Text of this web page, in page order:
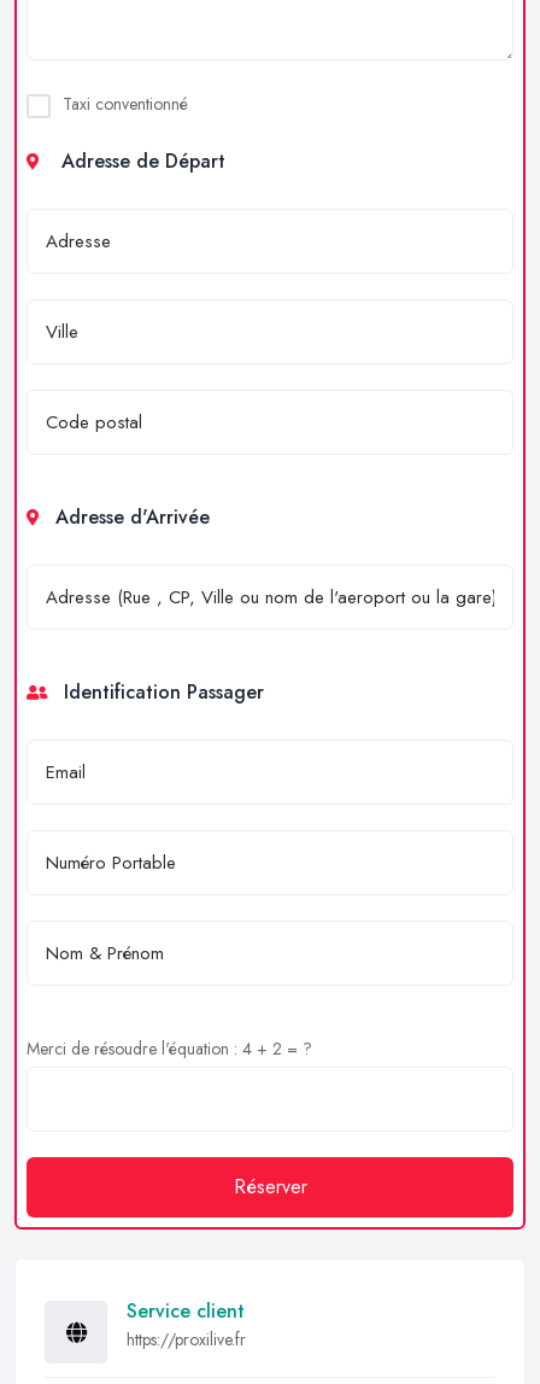
Taxi conventionné
Adresse de Départ
Adresse d'Arrivée
Identification Passager
Merci de résoudre l'équation : 4 + 2 = ?
Réserver
Service client
https://proxilive.fr